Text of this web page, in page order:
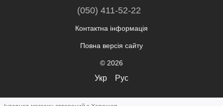
(050) 411-52-22
Контактна інформація
Повна версія сайту
© 2026
Укр Рус